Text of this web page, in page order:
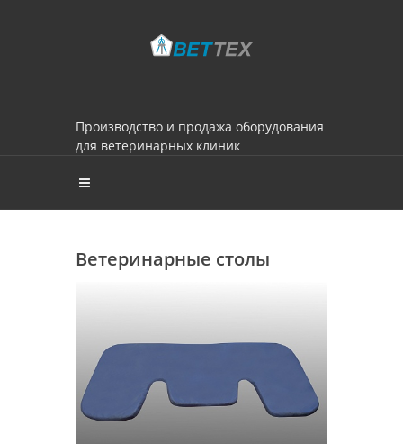
Производство и продажа оборудования
для ветеринарных клиник
Ветеринарные столы